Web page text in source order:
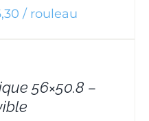
/ rouleau
56×50.8 –